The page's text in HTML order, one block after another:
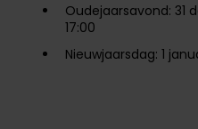
Oudejaarsavond: 31
17:00
Nieuwjaarsdag: 1